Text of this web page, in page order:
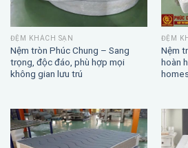
ĐỆM KHÁCH SẠN
Nệm tròn Phúc Chung – Sang
trọng, độc đáo, phù hợp mọi
không gian lưu trú
ĐỆM
Nệm
hoàn